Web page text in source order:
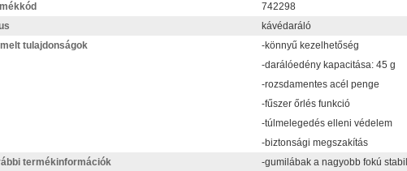
742298
kávédaráló
tulajdonságok
-könnyű kezelhetőség
-darálóedény kapacitása: 45 g
-rozsdamentes acél penge
-fűszer őrlés funkció
-túlmelegedés elleni védelem
-biztonsági megszakítás
termékinformációk
-gumilábak a nagyobb fokú